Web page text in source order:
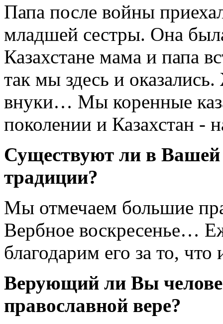
Папа после войны
младшей сестры. Она
Казахстане мама и папа
так мы здесь и
внуки… Мы коренные
поколении и Казахстан -
Существуют ли в Вашей
традиции?
Мы отмечаем большие
Вербное воскресенье…
благодарим его за то, что
Верующий ли Вы
православной вере?